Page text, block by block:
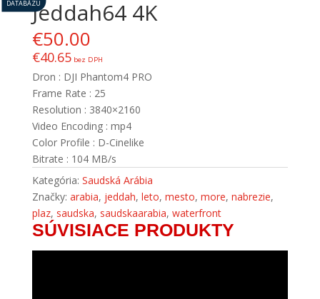
DATABÁZUJeddah64 4K
€50.00
€40.65bez DPH
Dron : DJI Phantom4 PRO
Frame Rate : 25
Resolution : 3840×2160
Video Encoding : mp4
Color Profile : D-Cinelike
Bitrate : 104 MB/s
Kategória: Saudská Arábia
Značky: arabia, jeddah, leto, mesto, more, nabrezie,
plaz, saudska, saudskaarabia, waterfront
SÚVISIACE PRODUKTY